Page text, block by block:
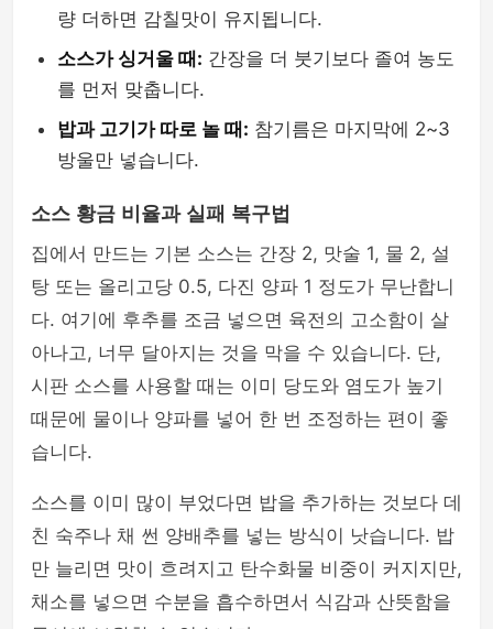
량 더하면 감칠맛이 유지됩니다.
소스가 싱거울 때: 간장을 더 붓기보다 졸여 농도
를 먼저 맞춥니다.
밥과 고기가 따로 놀 때: 참기름은 마지막에 2~3
방울만 넣습니다.
소스 황금 비율과 실패 복구법
집에서 만드는 기본 소스는 간장 2, 맛술 1, 물 2, 설
탕 또는 올리고당 0.5, 다진 양파 1 정도가 무난합니
다. 여기에 후추를 조금 넣으면 육전의 고소함이 살
아나고, 너무 달아지는 것을 막을 수 있습니다. 단,
시판 소스를 사용할 때는 이미 당도와 염도가 높기
때문에 물이나 양파를 넣어 한 번 조정하는 편이 좋
습니다.
소스를 이미 많이 부었다면 밥을 추가하는 것보다 데
친 숙주나 채 썬 양배추를 넣는 방식이 낫습니다. 밥
만 늘리면 맛이 흐려지고 탄수화물 비중이 커지지만,
채소를 넣으면 수분을 흡수하면서 식감과 산뜻함을